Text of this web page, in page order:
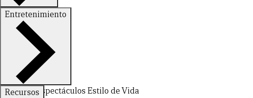
FinanzasOpinión
Entretenimiento
DeportesEspectáculos Estilo de Vida
Recursos